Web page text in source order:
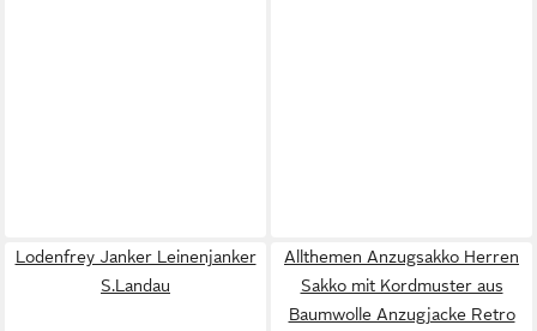
Lodenfrey Janker Leinenjanker
S.Landau
Allthemen Anzugsakko Herren
Sakko mit Kordmuster aus
Baumwolle Anzugjacke Retro